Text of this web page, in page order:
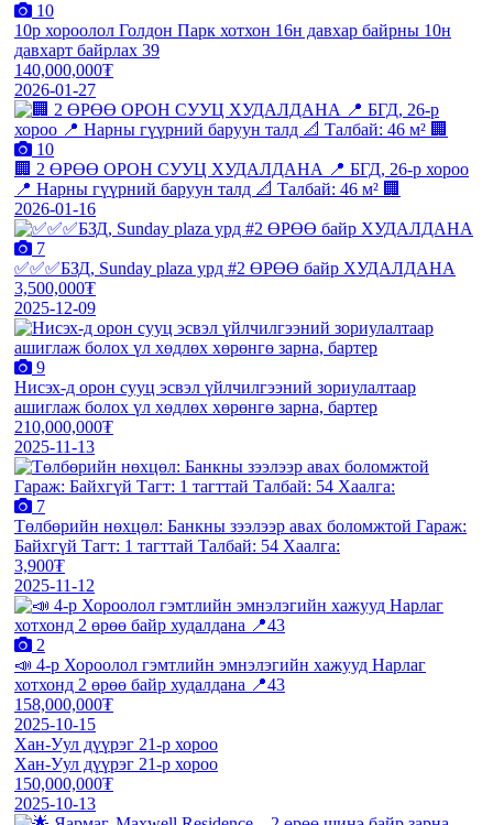
10
10р хороолол Голдон Парк хотхон 16н давхар байрны 10н
давхарт байрлах 39
140,000,000₮
2026-01-27
10
🏢 2 ӨРӨӨ ОРОН СУУЦ ХУДАЛДАНА 📍 БГД, 26-р хороо
📍 Нарны гүүрний баруун талд 📐 Талбай: 46 м² 🏢
2026-01-16
7
✅✅✅БЗД, Sunday plaza урд #2 ӨРӨӨ байр ХУДАЛДАНА
3,500,000₮
2025-12-09
9
Нисэх-д орон сууц эсвэл үйлчилгээний зориулалтаар
ашиглаж болох үл хөдлөх хөрөнгө зарна, бартер
210,000,000₮
2025-11-13
7
Төлбөрийн нөхцөл: Банкны зээлээр авах боломжтой Гараж:
Байхгүй Тагт: 1 тагттай Талбай: 54 Хаалга:
3,900₮
2025-11-12
2
📣 4-р Хороолол гэмтлийн эмнэлэгийн хажууд Нарлаг
хотхонд 2 өрөө байр худалдана 📍43
158,000,000₮
2025-10-15
Хан-Уул дүүрэг 21-р хороо
Хан-Уул дүүрэг 21-р хороо
150,000,000₮
2025-10-13